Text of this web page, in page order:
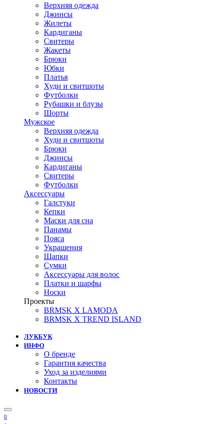
Верхняя одежда
Джинсы
Жилеты
Кардиганы
Свитеры
Жакеты
Брюки
Юбки
Платья
Худи и свитшоты
Футболки
Рубашки и блузы
Шорты
Мужское
Верхняя одежда
Худи и свитшоты
Брюки
Джинсы
Кардиганы
Свитеры
Футболки
Аксессуары
Галстуки
Кепки
Маски для сна
Панамы
Пояса
Украшения
Шапки
Сумки
Аксессуары для волос
Платки и шарфы
Носки
Проекты
BRMSK X LAMODA
BRMSK X TREND ISLAND
ЛУКБУК
ИНФО
О бренде
Гарантия качества
Уход за изделиями
Контакты
НОВОСТИ
0